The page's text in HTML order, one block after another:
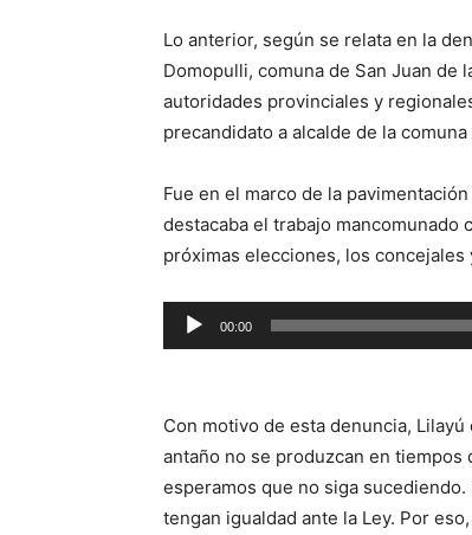
Lo anterior, según se relata en la
Domopulli, comuna de San Juan de
autoridades provinciales y
precandidato a alcalde de la
Fue en el marco de la
destacaba el trabajo mancomunado
próximas elecciones, los
Reproductor
de
00:00
Con motivo de esta denuncia,
antaño no se produzcan en tiempos
esperamos que no siga
tengan igualdad ante la Ley. Por